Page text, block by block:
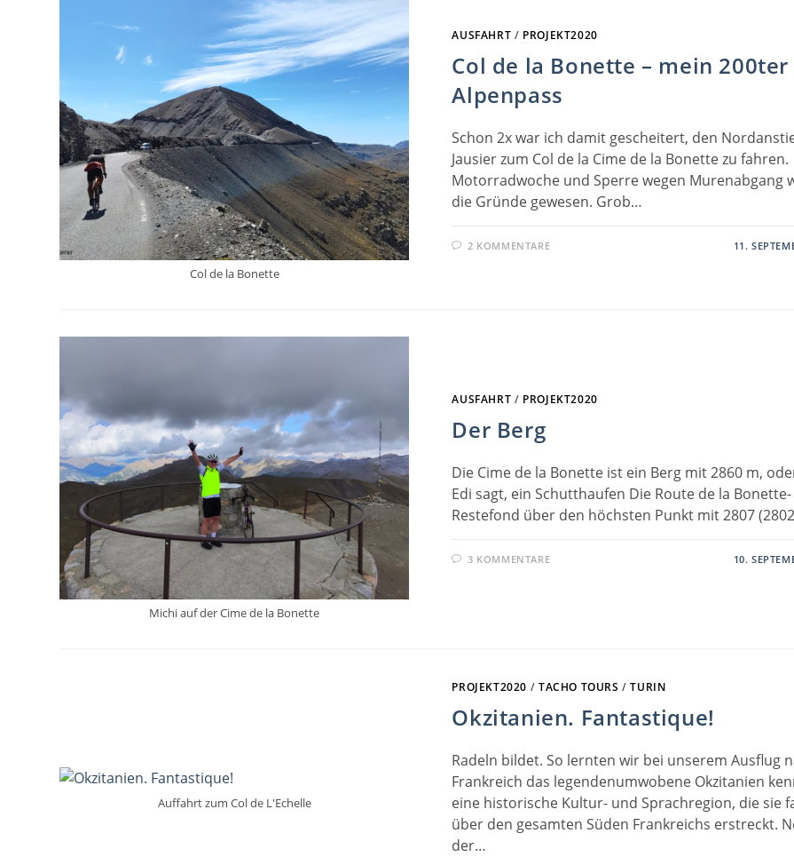
Col de la Bonette
AUSFAHRT / PROJEKT2020
Col de la Bonette – mein 200ter
Alpenpass
Schon 2x war ich damit gescheitert, den
Jausier zum Col de la Cime de la Bonette zu fahren.
Motorradwoche und Sperre wegen Murenabgang
die Gründe gewesen. Grob…
2 KOMMENTARE 11.
Michi auf der Cime de la Bonette
AUSFAHRT / PROJEKT2020
Der Berg
Die Cime de la Bonette ist ein Berg mit 2860 m,
Edi sagt, ein Schutthaufen Die Route de la Bonette-
Restefond über den höchsten Punkt mit 2807
3 KOMMENTARE 10.
Auffahrt zum Col de L'Echelle
PROJEKT2020 / TACHO TOURS /TURIN
Okzitanien. Fantastique!
Radeln bildet. So lernten wir bei unserem Ausflug
Frankreich das legendenumwobene Okzitanien
eine historische Kultur- und Sprachregion, die sie
über den gesamten Süden Frankreichs erstreckt.
der…